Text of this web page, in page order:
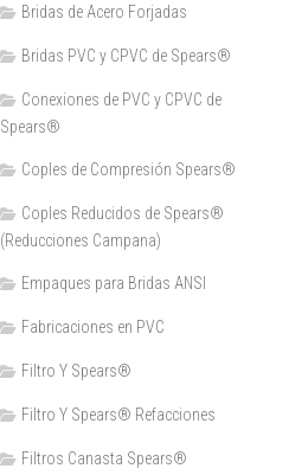
Bridas de Acero Forjadas
Bridas PVC y CPVC de Spears®
Conexiones de PVC y CPVC de
Spears®
Coples de Compresión Spears®
Coples Reducidos de Spears®
(Reducciones Campana)
Empaques para Bridas ANSI
Fabricaciones en PVC
Filtro Y Spears®
Filtro Y Spears® Refacciones
Filtros Canasta Spears®